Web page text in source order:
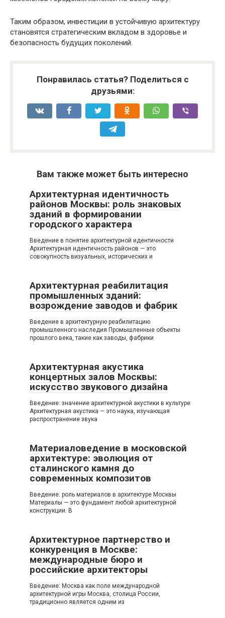
Таким образом, инвестиции в устойчивую архитектуру
становятся стратегическим вкладом в здоровье и
безопасность будущих поколений.
Понравилась статья? Поделиться с
друзьями:
Вам также может быть интересно
Архитектурная идентичность
районов Москвы: роль знаковых
зданий в формировании
городского характера
Введение в понятие архитектурной идентичности
Архитектурная идентичность районов — это
совокупность визуальных, исторических и
Архитектурная реабилитация
промышленных зданий:
возрождение заводов и фабрик
Введение в архитектурную реабилитацию
промышленного наследия Промышленные объекты
прошлого века, такие как заводы, фабрики
Архитектурная акустика
концертных залов Москвы:
искусство звукового дизайна
Введение: значение архитектурной акустики в культуре
Архитектурная акустика — это наука, изучающая
распространение звука
Материаловедение в московской
архитектуре: эволюция от
сталинского камня до
современных композитов
Введение: роль материалов в архитектуре Москвы
Материалы — это фундамент любой архитектурной
конструкции. В
Архитектурное партнерство и
конкуренция в Москве:
международные бюро и
российские архитекторы
Введение: Москва как поле международной
архитектурной игры Москва, столица России,
традиционно является одним из